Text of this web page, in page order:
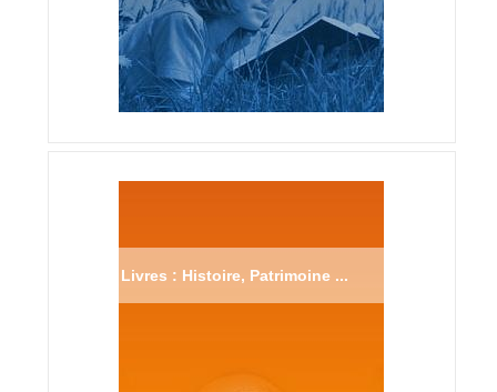
Livres : Histoire, Patrimoine ...